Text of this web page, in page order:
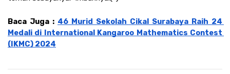
Baca Juga : 46 Murid Sekolah Cikal Surabaya Raih 24
Medali di International Kangaroo Mathematics Contest
(IKMC) 2024